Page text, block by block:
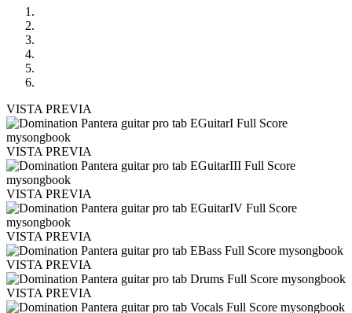
VISTA PREVIA
VISTA PREVIA
VISTA PREVIA
VISTA PREVIA
VISTA PREVIA
VISTA PREVIA